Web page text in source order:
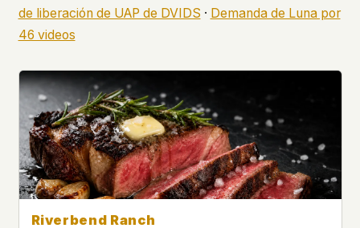
de liberación de UAP de DVIDS · Demanda de Luna por
46 videos
Riverbend Ranch